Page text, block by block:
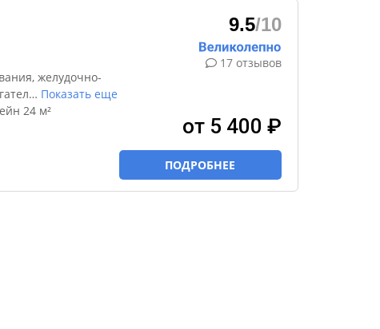
желудочно-
… Показать еще
24 м²
9.5/10
17 отзывов
от 5 400 ₽
ПОДРОБНЕЕ